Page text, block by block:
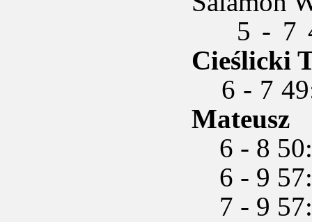
5 - 7
Cieślicki
6 - 7
Mateusz
6 - 8
6 - 9
7 - 9